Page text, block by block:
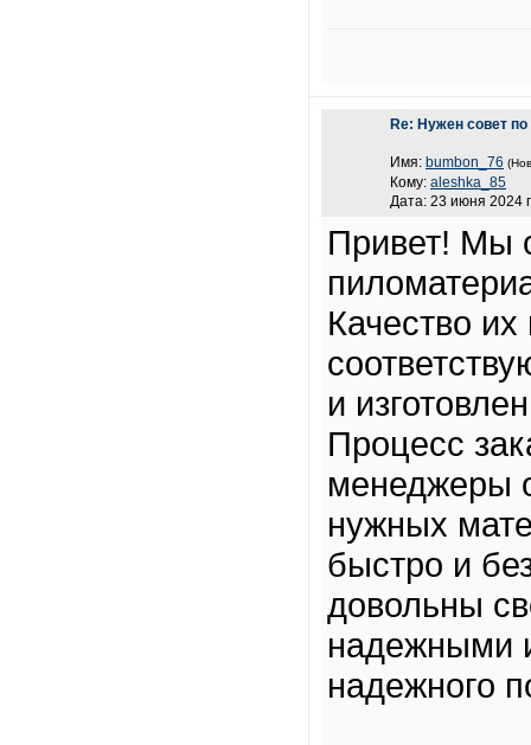
Re: Нужен совет
Имя: bumbon_76
Кому: aleshka_85
Дата: 23 июня 2024
Привет! Мы
Качество
и
Процесс
менеджеры
нужных
быстро и
довольны
надежными
надежного